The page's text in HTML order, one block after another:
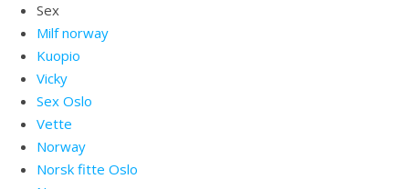
Sex
Milf norway
Kuopio
Vicky
Sex Oslo
Vette
Norway
Norsk fitte Oslo